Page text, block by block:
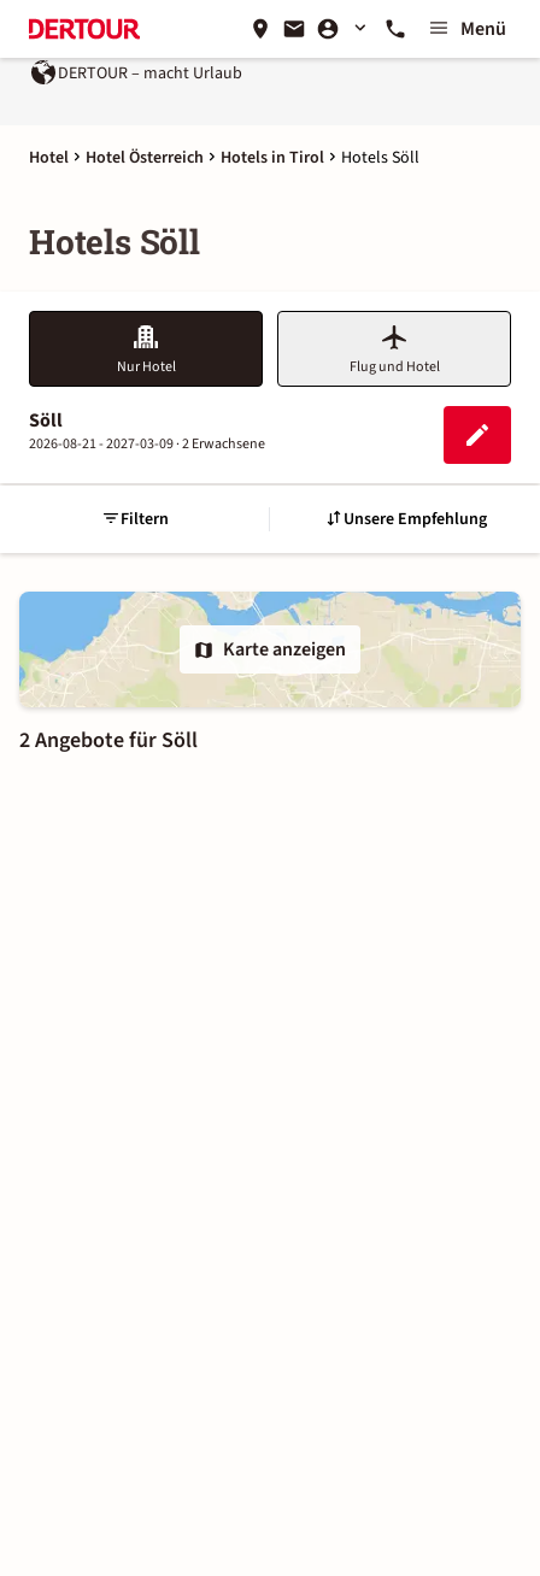
Menü
DERTOUR – macht Urlaub
Hotel Hotel Österreich Hotels in Tirol Hotels Söll
Hotels Söll
Nur Hotel Flug und Hotel
Söll
2026-08-21 - 2027-03-09 ·2 Erwachsene
Filtern Unsere Empfehlung
Karte anzeigen
2 Angebote für Söll